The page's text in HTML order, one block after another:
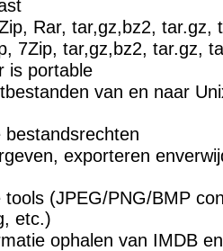
Rar, tar,gz,bz2, tar.gz,
7Zip, tar,gz,bz2, tar.gz,
is portable
van en naar
exporteren
tools (JPEG/PNG/BMP
etc.)
ophalen van IMDB